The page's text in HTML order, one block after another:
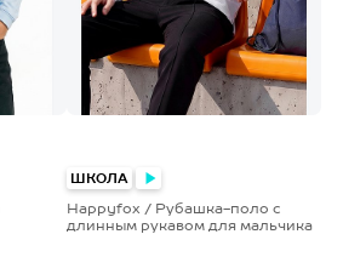
ШКОЛА
Happyfox / Рубашка-поло с
длинным рукавом для мальчика